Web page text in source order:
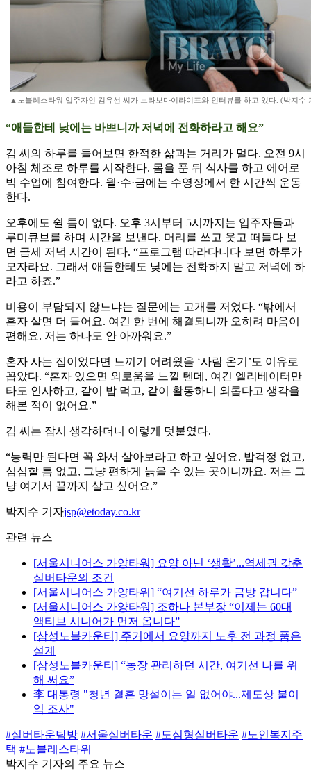
▲노블레스타워 입주자인 김유선 씨가 브라보마이라이프와 인터뷰를 하고 있다. (박지수
“애들한테 낮에는 바쁘니까 저녁에 전화하라고 해요”
김 씨의 하루를 들어보면 한적한 삶과는 거리가 멀다. 오전 9시
아침 체조로 하루를 시작한다. 몸을 푼 뒤 식사를 하고 에어로
빅 수업에 참여한다. 월·수·금에는 수영장에서 한 시간씩 운동
한다.
오후에도 쉴 틈이 없다. 오후 3시부터 5시까지는 입주자들과
루미큐브를 하며 시간을 보낸다. 머리를 쓰고 웃고 떠들다 보
면 금세 저녁 시간이 된다. “프로그램 따라다니다 보면 하루가
모자라요. 그래서 애들한테도 낮에는 전화하지 말고 저녁에 하
라고 하죠.”
비용이 부담되지 않느냐는 질문에는 고개를 저었다. “밖에서
혼자 살면 더 들어요. 여긴 한 번에 해결되니까 오히려 마음이
편해요. 저는 하나도 안 아까워요.”
혼자 사는 집이었다면 느끼기 어려웠을 ‘사람 온기’도 이유로
꼽았다. “혼자 있으면 외로움을 느낄 텐데, 여긴 엘리베이터만
타도 인사하고, 같이 밥 먹고, 같이 활동하니 외롭다고 생각을
해본 적이 없어요.”
김 씨는 잠시 생각하더니 이렇게 덧붙였다.
“능력만 된다면 꼭 와서 살아보라고 하고 싶어요. 밥걱정 없고,
심심할 틈 없고, 그냥 편하게 늙을 수 있는 곳이니까요. 저는 그
냥 여기서 끝까지 살고 싶어요.”
박지수 기자jsp@etoday.co.kr
관련 뉴스
[서울시니어스 가양타워] 요양 아닌 ‘생활’...역세권 갖춘
실버타운의 조건
[서울시니어스 가양타워] “여기선 하루가 금방 갑니다”
[서울시니어스 가양타워] 조하나 본부장 “이제는 60대
액티브 시니어가 먼저 옵니다”
[삼성노블카운티] 주거에서 요양까지 노후 전 과정 품은
설계
[삼성노블카운티] “농장 관리하던 시간, 여기선 나를 위
해 써요”
李 대통령 "청년 결혼 망설이는 일 없어야...제도상 불이
익 조사"
#실버타운탐방 #서울실버타운 #도심형실버타운 #노인복지주
택 #노블레스타워
박지수 기자의 주요 뉴스